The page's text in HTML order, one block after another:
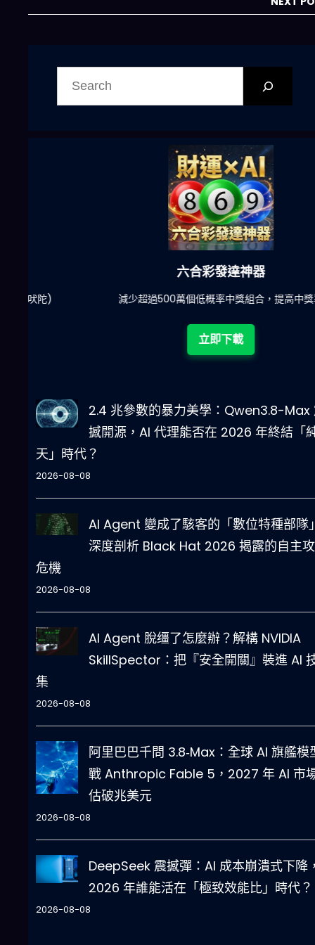
六合彩發達神器
減少超過500萬個低概率中獎組合，提高中獎率
立即下載
2.4 兆參數的暴力美學：Qwen3.8-Max
撼開源，AI 代理能否在 2026 年終結「
天」時代？
2026-08-08
AI Agent 變成了駭客的「數位特種部隊
深度剖析 Black Hat 2026 揭露的自主
危機
2026-08-08
AI Agent 脫缰了怎麼辦？解構 NVIDIA
SkillSpector：把『安全開關』裝進 AI
集
2026-08-08
阿里巴巴千問 3.8‑Max：全球 AI 旗艦模
戰 Anthropic Fable 5，2027 年 AI 市
估破兆美元
2026-08-08
DeepSeek 震撼彈：AI 成本崩潰式下降
2026 年誰能活在「極致效能比」時代？
2026-08-08